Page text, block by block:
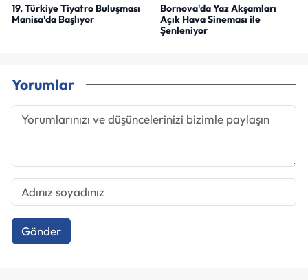
19. Türkiye Tiyatro Buluşması
Manisa'da Başlıyor
Bornova'da Yaz Akşamları
Açık Hava Sineması ile
Şenleniyor
Yorumlar
Gönder